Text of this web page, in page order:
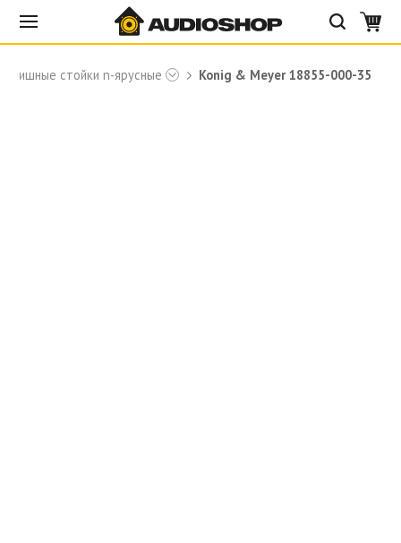
стойки n-ярусные Konig & Meyer 18855-000-35